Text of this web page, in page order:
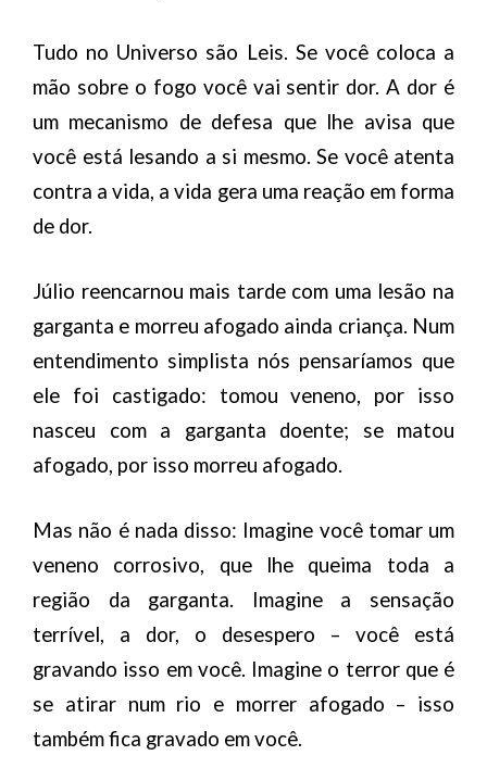
Tudo no Universo são Leis. Se você coloca a
mão sobre o fogo você vai sentir dor. A dor é
um mecanismo de defesa que lhe avisa que
você está lesando a si mesmo. Se você atenta
contra a vida, a vida gera uma reação em forma
de dor.
Júlio reencarnou mais tarde com uma lesão na
garganta e morreu afogado ainda criança. Num
entendimento simplista nós pensaríamos que
ele foi castigado: tomou veneno, por isso
nasceu com a garganta doente; se matou
afogado, por isso morreu afogado.
Mas não é nada disso: Imagine você tomar um
veneno corrosivo, que lhe queima toda a
região da garganta. Imagine a sensação
terrível, a dor, o desespero – você está
gravando isso em você. Imagine o terror que é
se atirar num rio e morrer afogado – isso
também fica gravado em você.